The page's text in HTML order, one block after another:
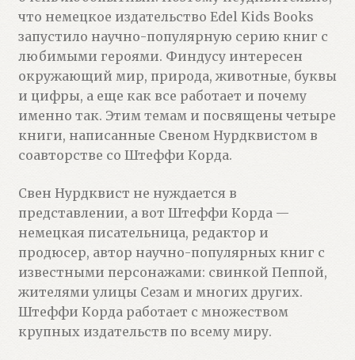
что немецкое издательство Edel Kids Books
запустило научно-популярную серию книг с
любимыми героями. Финдусу интересен
окружающий мир, природа, животные, буквы
и цифры, а еще как все работает и почему
именно так. Этим темам и посвящены четыре
книги, написанные Свеном Нурдквистом в
соавторстве со Штеффи Корда.
Свен Нурдквист не нуждается в
представлении, а вот Штеффи Корда —
немецкая писательница, редактор и
продюсер, автор научно-популярных книг с
известными персонажами: свинкой Пеппой,
жителями улицы Сезам и многих других.
Штеффи Корда работает с множеством
крупных издательств по всему миру.